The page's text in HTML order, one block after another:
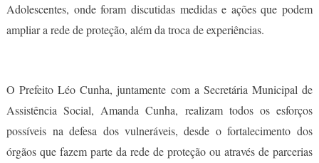
Adolescentes, onde foram discutidas medidas e ações que podem
ampliar a rede de proteção, além da troca de experiências.
O Prefeito Léo Cunha, juntamente com a Secretária Municipal de
Assistência Social, Amanda Cunha, realizam todos os esforços
possíveis na defesa dos vulneráveis, desde o fortalecimento dos
órgãos que fazem parte da rede de proteção ou através de parcerias